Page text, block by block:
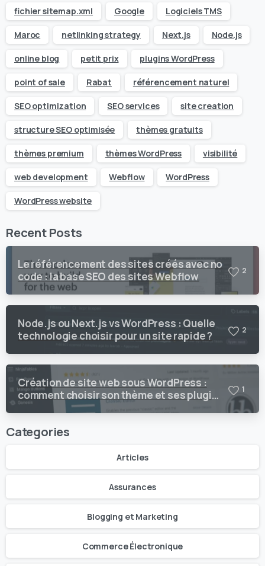
fichier sitemap.xml Google Logiciels TMS
Maroc netlinking strategy Next.js Node.js
online blog petit prix plugins WordPress
point of sale Rabat référencement naturel
SEO optimization SEO services site creation
structure SEO optimisée thèmes gratuits
thèmes premium thèmes WordPress visibilité
web development Webflow WordPress
WordPress website
Recent Posts
Le référencement des sites créés avec no
code : la base SEO des sites Webflow
2
Node.js ou Next.js vs WordPress : Quelle
technologie choisir pour un site rapide ?
2
Création de site web sous WordPress :
comment choisir son thème et ses plugins
?
1
Categories
Articles
Assurances
Blogging et Marketing
Commerce Électronique